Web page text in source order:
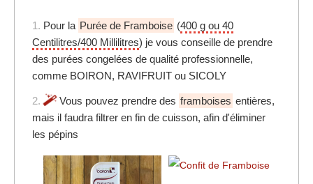
1. Pour la Purée de Framboise (400 g ou 40
Centilitres/400 Millilitres) je vous conseille de prendre
des purées congelées de qualité professionnelle,
comme BOIRON, RAVIFRUIT ou SICOLY
2. Vous pouvez prendre des framboises entières,
mais il faudra filtrer en fin de cuisson, afin d'éliminer
les pépins